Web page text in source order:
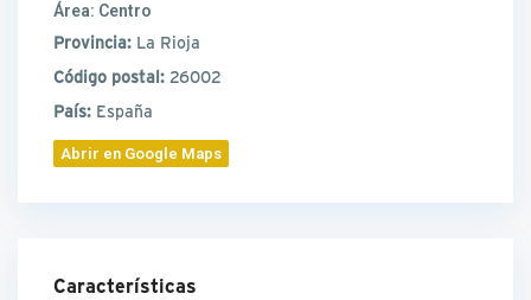
Área: Centro
Provincia: La Rioja
Código postal: 26002
País: España
Abrir en Google Maps
Características